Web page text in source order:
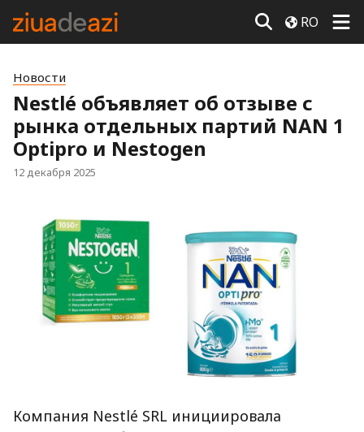
RO
Новости
Nestlé объявляет об отзыве с
рынка отдельных партий NAN 1
Optipro и Nestogen
12 декабря 2025
Компания Nestlé SRL инициировала